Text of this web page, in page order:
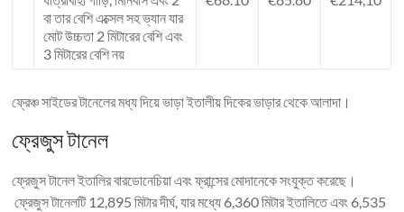
বা তার বেশি এক্সেল সহ ভ্যান যার
মোট উচ্চতা 2 মিটারের বেশি এবং
3 মিটারের বেশি নয়
ফ্রেঞ্চ সাইডের টানেলের মধ্য দিয়ে ভাড়া ইতালীয় দিকের ভাড়ার থেকে আলাদা।
ফ্রেজুস টানেল
ফ্রেজুস টানেল ইতালির বারডোনেচিয়া এবং ফ্রান্সের মোদানেকে সংযুক্ত করেছে।
ফ্রেজুস টানেলটি 12,895 মিটার দীর্ঘ, যার মধ্যে 6,360 মিটার ইতালিতে এবং 6,535